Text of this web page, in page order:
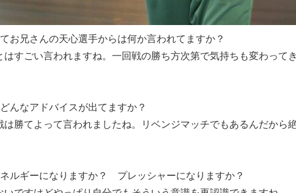
お兄さんの天心選手からは何か言われてますか？
はすごい言われますね。一回戦の勝ち方次第で気持ちも変わって
んなアドバイスが出てますか？
勝てよって言われましたね。リベンジマッチでもあるんだから
ルギーになりますか？ プレッシャーになりますか？